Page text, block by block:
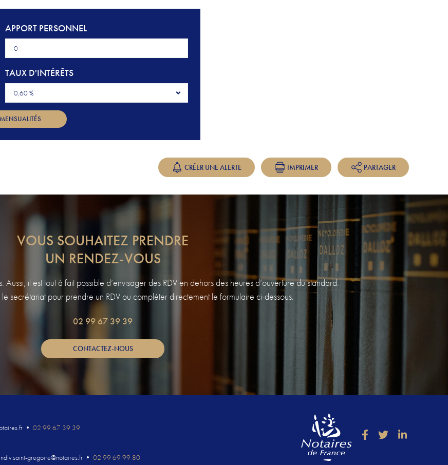
APPORT PERSONNEL
TAUX D'INTÉRÊTS
0,60 %
CRÉER UNE ALERTE IMPRIMER PARTAGER
VOUS SOUHAITEZ PRENDRE
UN RENDEZ-VOUS
il est tout à fait possible d’envisager des RDV en dehors des heures d’ouverture du standard.
secrétariat pour prendre un RDV ou compléter directement le formulaire ci-dessous.
02 99 67 39 39
CONTACTEZ-NOUS
• 02 99 67 39 39
ndlv.saint-gregoire@notaires.fr • 02 99 69 99 80